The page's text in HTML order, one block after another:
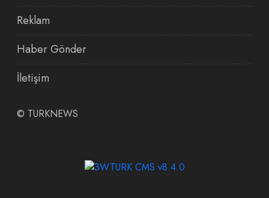
Reklam
Haber Gönder
İletişim
© TURKNEWS